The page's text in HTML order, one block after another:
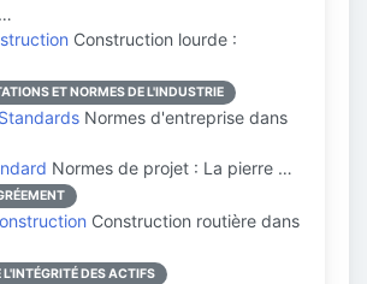
Construction lourde :
ET NORMES DE L'INDUSTRIE
Normes d'entreprise dans
Normes de projet : La pierre …
Construction routière dans
L'INTÉGRITÉ DES ACTIFS